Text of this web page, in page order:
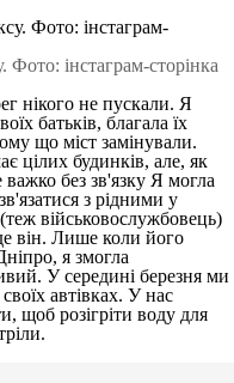
інстаграм-сторінка
нікого не пускали. Я
батьків, благала їх
що міст замінували.
цілих будинків, але, як
без зв'язку Я могла
з рідними у
військовослужбовець)
він. Лише коли його
я змогла
У середині березня ми
автівках. У нас
щоб розігріти воду для